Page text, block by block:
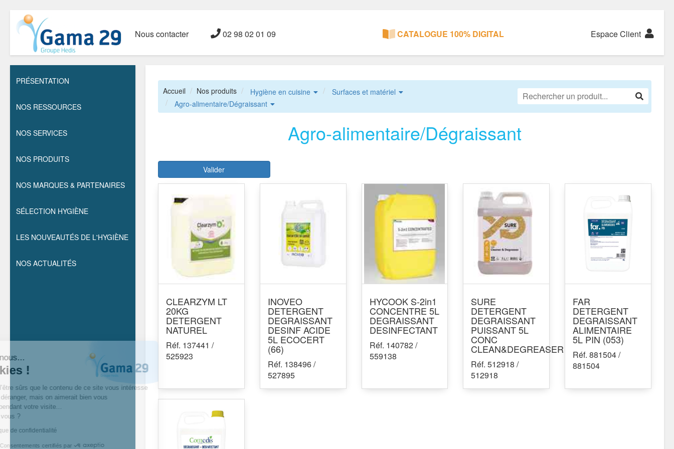
Salut c'est nous...
les cookies !
On a attendu d’être sûrs que le contenu de ce site vous intéresse
avant de vous déranger, mais on aimerait bien vous
accompagner pendant votre visite...
C’est OK pour vous ?
Lire notre politique de confidentialité
Consentements certifiés par
Nous contacter 02 98 02 01 09 CATALOGUE 100% DIGITAL Espace Client
PRÉSENTATION
NOS RESSOURCES
NOS SERVICES
NOS PRODUITS
NOS MARQUES & PARTENAIRES
SÉLECTION HYGIÈNE
LES NOUVEAUTÉS DE L'HYGIÈNE
NOS ACTUALITÉS
Accueil Nos produits Hygiène en cuisine
Surfaces et matériel
Agro-alimentaire/Dégraissant
Agro-alimentaire/Dégraissant
Valider
CLEARZYM LT
20KG
DETERGENT
NATUREL
Réf. 137441 /
525923
INOVEO
DETERGENT
DEGRAISSANT
DESINF ACIDE
5L ECOCERT
(66)
Réf. 138496 /
527895
HYCOOK S-2in1
CONCENTRE 5L
DEGRAISSANT
DESINFECTANT
Réf. 140782 /
559138
SURE
DETERGENT
DEGRAISSANT
PUISSANT 5L
CONC
CLEAN&DEGREASER
Réf. 512918 /
512918
FAR
DETERGENT
DEGRAISSANT
ALIMENTAIRE
5L PIN (053)
Réf. 881504 /
881504